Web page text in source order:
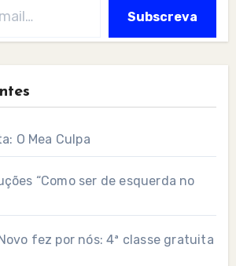
Subscreva
O Mea Culpa
“Como ser de esquerda no
fez por nós: 4ª classe gratuita